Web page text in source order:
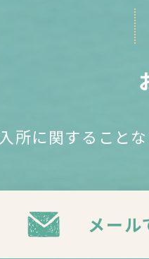
入所に関することな
メール